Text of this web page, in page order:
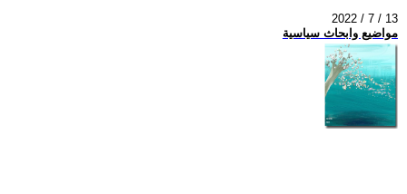
2022 / 7 / 13
مواضيع وابحاث سياسية